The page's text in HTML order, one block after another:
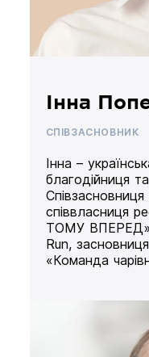
Інна
СПІВЗАСНОВНИК
Інна –
благодійниця
співвласниця
ТОМУ
Run,
«Команда